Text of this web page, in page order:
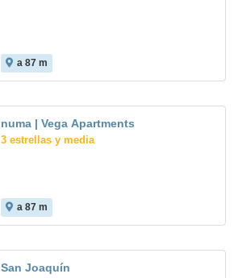
a 87 m
numa | Vega Apartments
3 estrellas y media
a 87 m
San Joaquín